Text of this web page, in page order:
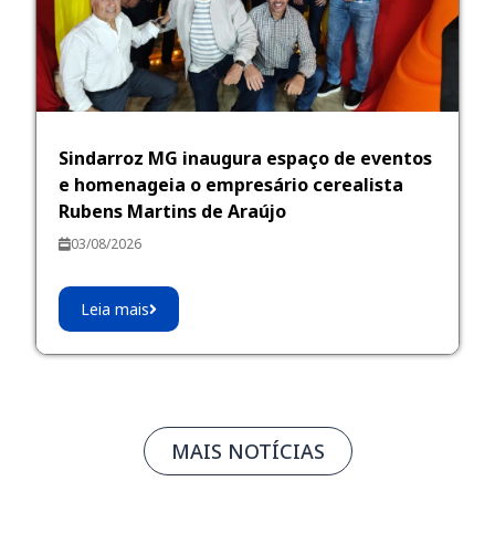
Sindarroz MG inaugura espaço de eventos
e homenageia o empresário cerealista
Rubens Martins de Araújo
03/08/2026
Leia mais
MAIS NOTÍCIAS